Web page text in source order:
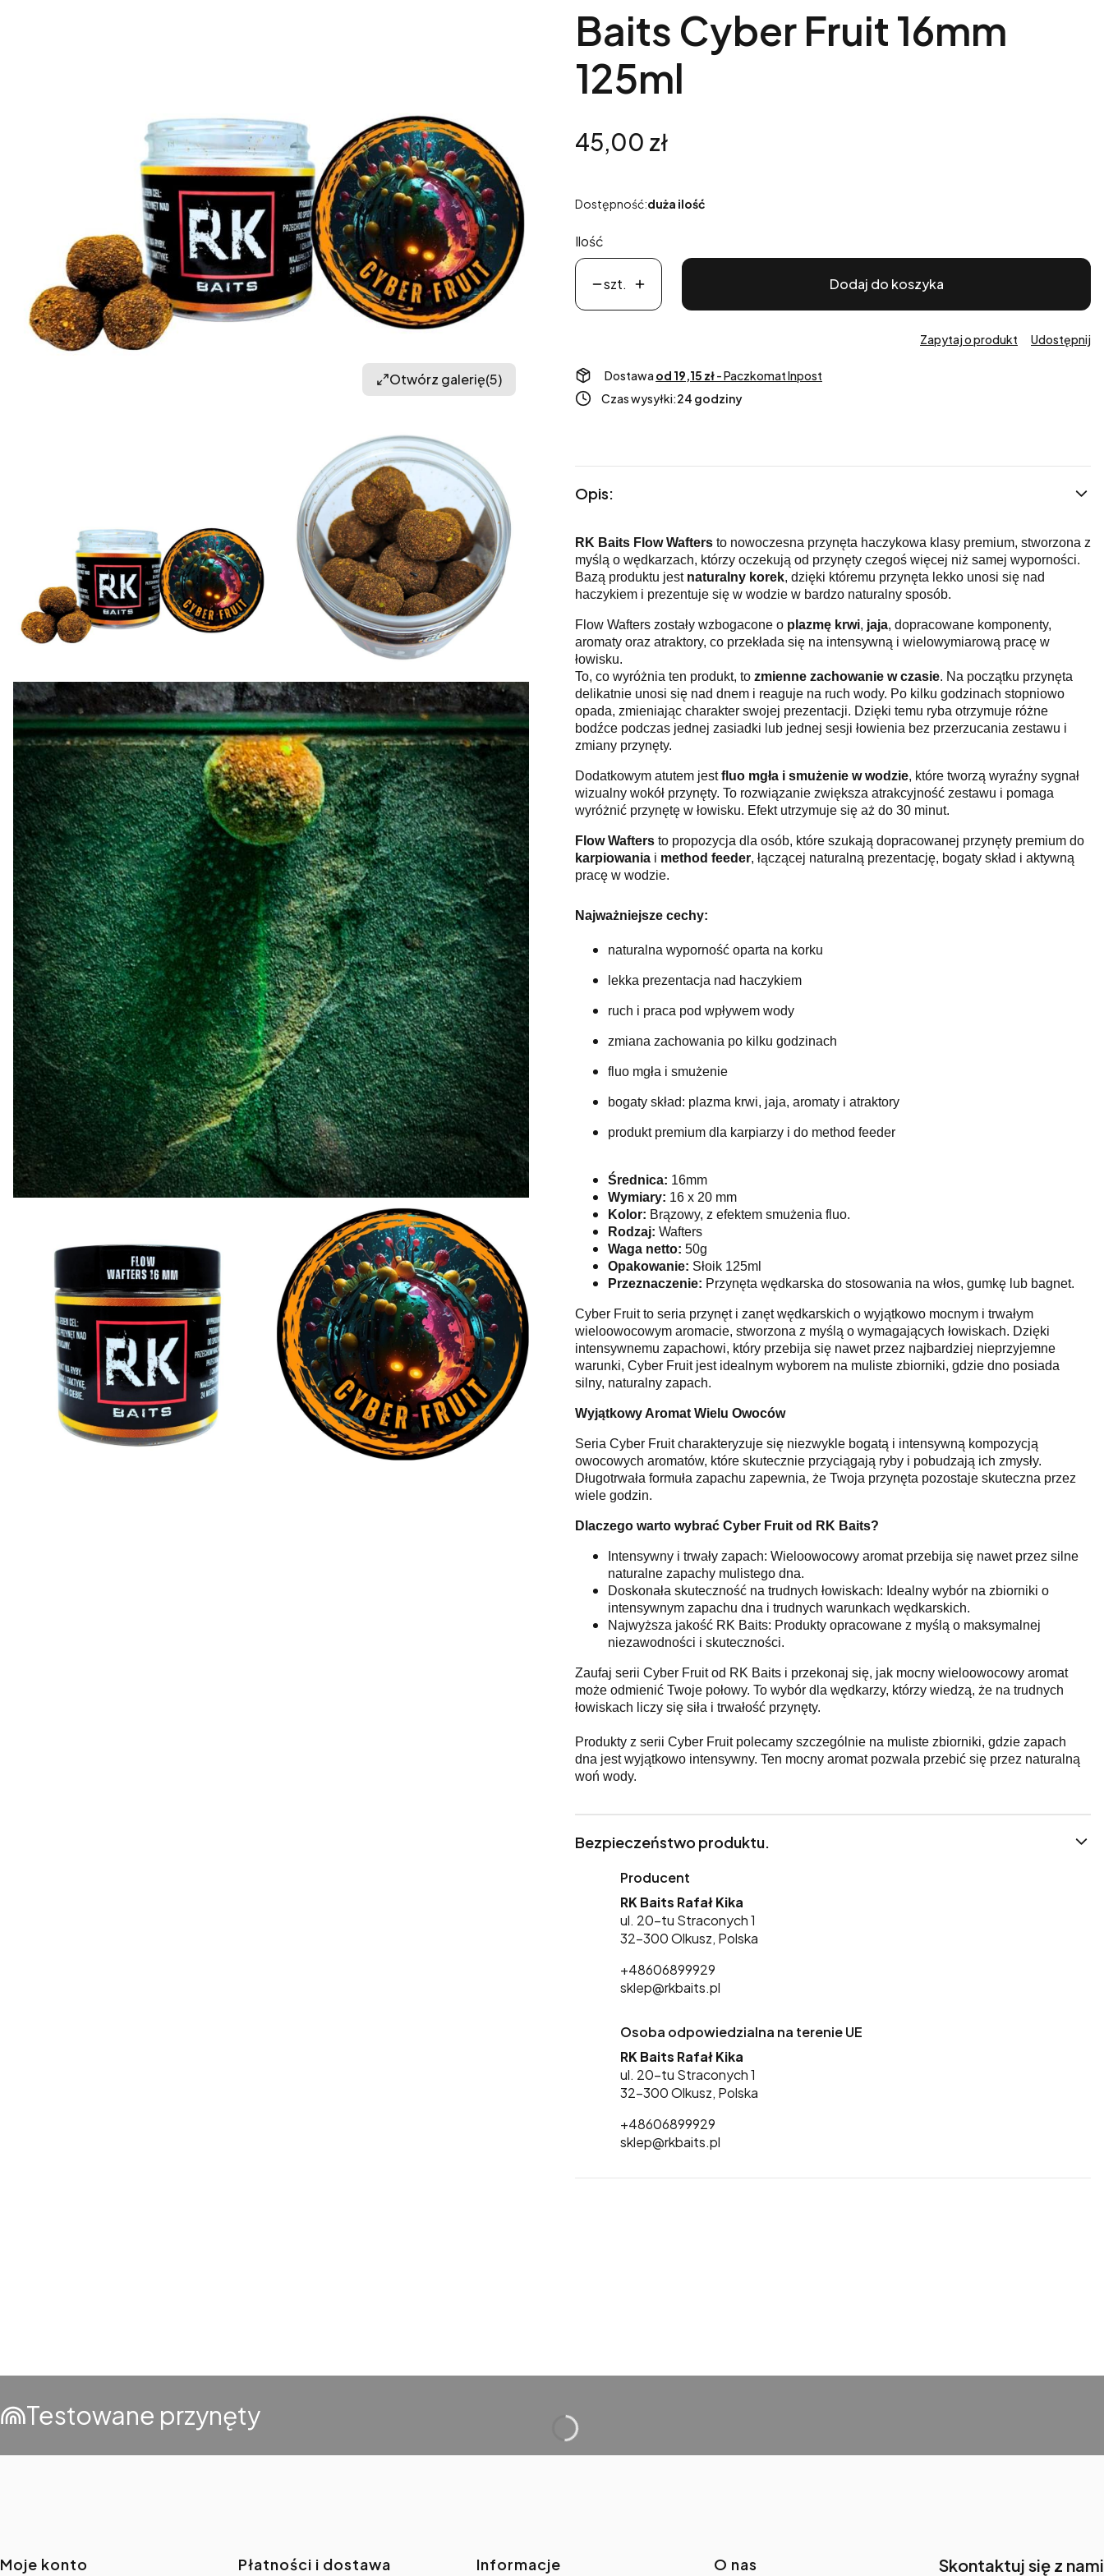
Otwórz galerię(5)
Baits Cyber Fruit 16mm
125ml
Cena
45,00 zł
Dostępność:duża ilość
Ilość
szt. Dodaj do koszyka
Zapytaj o produkt Udostępnij
Dostawa od 19,15 zł- Paczkomat Inpost
Czas wysyłki:24 godziny
Opis:
RK Baits Flow Wafters to nowoczesna przynęta haczykowa klasy premium, stworzona z
myślą o wędkarzach, którzy oczekują od przynęty czegoś więcej niż samej wyporności.
Bazą produktu jest naturalny korek, dzięki któremu przynęta lekko unosi się nad
haczykiem i prezentuje się w wodzie w bardzo naturalny sposób.
Flow Wafters zostały wzbogacone o plazmę krwi, jaja, dopracowane komponenty,
aromaty oraz atraktory, co przekłada się na intensywną i wielowymiarową pracę w
łowisku.
To, co wyróżnia ten produkt, to zmienne zachowanie w czasie. Na początku przynęta
delikatnie unosi się nad dnem i reaguje na ruch wody. Po kilku godzinach stopniowo
opada, zmieniając charakter swojej prezentacji. Dzięki temu ryba otrzymuje różne
bodźce podczas jednej zasiadki lub jednej sesji łowienia bez przerzucania zestawu i
zmiany przynęty.
Dodatkowym atutem jestfluo mgła i smużenie w wodzie, które tworzą wyraźny sygnał
wizualny wokół przynęty. To rozwiązanie zwiększa atrakcyjność zestawu i pomaga
wyróżnić przynętę w łowisku. Efekt utrzymuje się aż do 30 minut.
Flow Wafters to propozycja dla osób, które szukają dopracowanej przynęty premium do
karpiowania i method feeder, łączącej naturalną prezentację, bogaty skład i aktywną
pracę w wodzie.
Najważniejsze cechy:
naturalna wyporność oparta na korku
lekka prezentacja nad haczykiem
ruch i praca pod wpływem wody
zmiana zachowania po kilku godzinach
fluo mgła i smużenie
bogaty skład: plazma krwi, jaja, aromaty i atraktory
produkt premium dla karpiarzy i do method feeder
Średnica: 16mm
Wymiary: 16 x 20 mm
Kolor: Brązowy, z efektem smużenia fluo.
Rodzaj: Wafters
Waga netto: 50g
Opakowanie: Słoik 125ml
Przeznaczenie: Przynęta wędkarska do stosowania na włos, gumkę lub bagnet.
Cyber Fruit to seria przynęt i zanęt wędkarskich o wyjątkowo mocnym i trwałym
wieloowocowym aromacie, stworzona z myślą o wymagających łowiskach. Dzięki
intensywnemu zapachowi, który przebija się nawet przez najbardziej nieprzyjemne
warunki, Cyber Fruit jest idealnym wyborem na muliste zbiorniki, gdzie dno posiada
silny, naturalny zapach.
Wyjątkowy Aromat Wielu Owoców
Seria Cyber Fruit charakteryzuje się niezwykle bogatą i intensywną kompozycją
owocowych aromatów, które skutecznie przyciągają ryby i pobudzają ich zmysły.
Długotrwała formuła zapachu zapewnia, że Twoja przynęta pozostaje skuteczna przez
wiele godzin.
Dlaczego warto wybrać Cyber Fruit od RK Baits?
Intensywny i trwały zapach: Wieloowocowy aromat przebija się nawet przez silne
naturalne zapachy mulistego dna.
Doskonała skuteczność na trudnych łowiskach: Idealny wybór na zbiorniki o
intensywnym zapachu dna i trudnych warunkach wędkarskich.
Najwyższa jakość RK Baits: Produkty opracowane z myślą o maksymalnej
niezawodności i skuteczności.
Zaufaj serii Cyber Fruit od RK Baits i przekonaj się, jak mocny wieloowocowy aromat
może odmienić Twoje połowy. To wybór dla wędkarzy, którzy wiedzą, że na trudnych
łowiskach liczy się siła i trwałość przynęty.
Produkty z serii Cyber Fruit polecamy szczególnie na muliste zbiorniki, gdzie zapach
dna jest wyjątkowo intensywny. Ten mocny aromat pozwala przebić się przez naturalną
woń wody.
Bezpieczeństwo produktu.
Producent
RK Baits Rafał Kika
ul. 20-tu Straconych 1
32-300 Olkusz, Polska
+48606899929
sklep@rkbaits.pl
Osoba odpowiedzialna na terenie UE
RK Baits Rafał Kika
ul. 20-tu Straconych 1
32-300 Olkusz, Polska
+48606899929
sklep@rkbaits.pl
Testowane przynęty
Moje konto Płatności i dostawa Informacje O nas Skontaktuj się z nami